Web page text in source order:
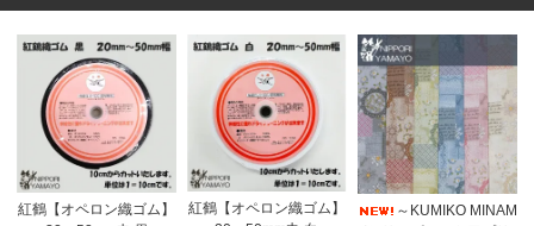
紅鶴【オペロン織ゴム】
紅鶴【オペロン織ゴム】
～KUMIKO MINAM